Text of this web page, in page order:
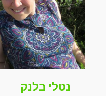
נטלי בלנק